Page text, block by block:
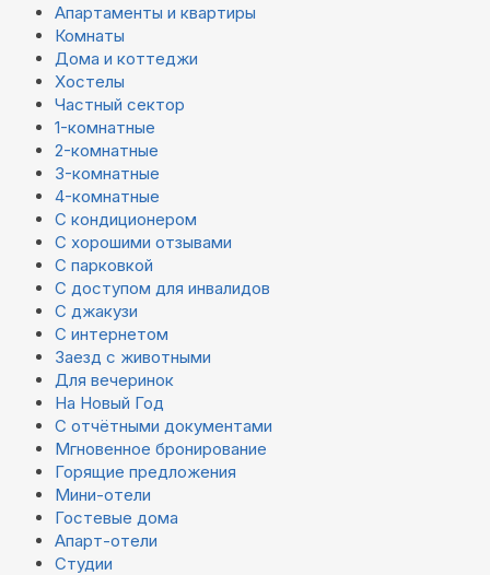
Апартаменты и квартиры
Комнаты
Дома и коттеджи
Хостелы
Частный сектор
1-комнатные
2-комнатные
3-комнатные
4-комнатные
С кондиционером
С хорошими отзывами
С парковкой
С доступом для инвалидов
С джакузи
С интернетом
Заезд с животными
Для вечеринок
На Новый Год
С отчётными документами
Мгновенное бронирование
Горящие предложения
Мини-отели
Гостевые дома
Апарт-отели
Студии